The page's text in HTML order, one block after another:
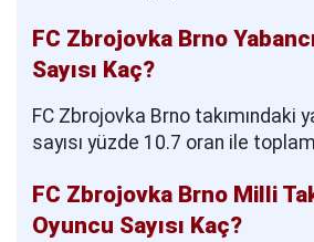
FC Zbrojovka Brno
Sayısı Kaç?
FC Zbrojovka Brno takımındaki
sayısı yüzde 10.7 oran ile
FC Zbrojovka Brno Milli
Oyuncu Sayısı Kaç?